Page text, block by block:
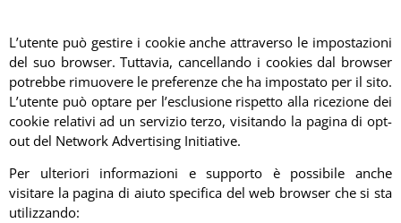
L’utente può gestire i cookie anche attraverso le impostazioni
del suo browser. Tuttavia, cancellando i cookies dal browser
potrebbe rimuovere le preferenze che ha impostato per il sito.
L’utente può optare per l’esclusione rispetto alla ricezione dei
cookie relativi ad un servizio terzo, visitando la pagina di opt-
out del Network Advertising Initiative.
Per ulteriori informazioni e supporto è possibile anche
visitare la pagina di aiuto specifica del web browser che si sta
utilizzando: